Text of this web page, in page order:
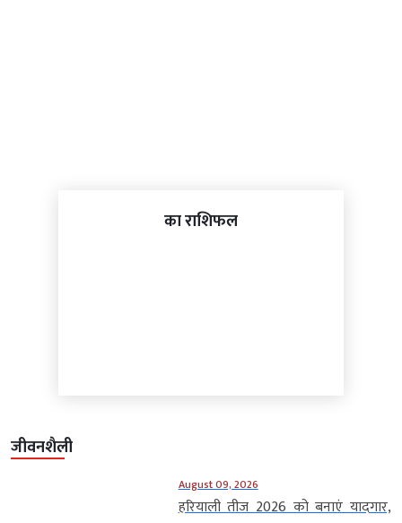
का राशिफल
जीवनशैली
August 09, 2026
हरियाली तीज 2026 को बनाएं यादगार,